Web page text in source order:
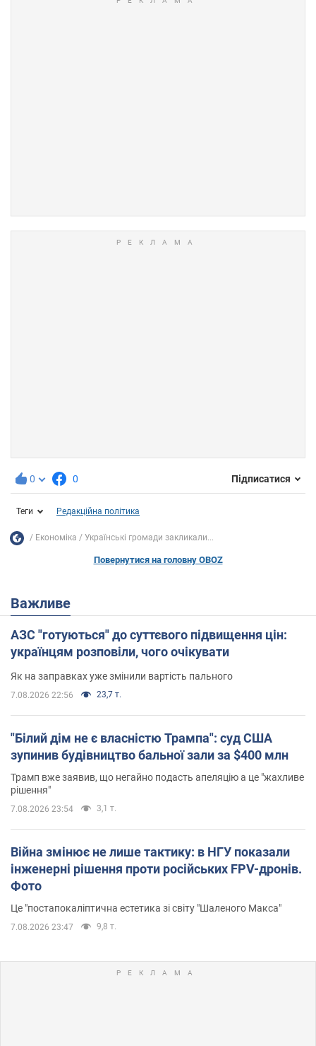
0 0 Підписатися
Теги Редакційна політика
Економіка Українські громади закликали...
Повернутися на головну OBOZ
Важливе
АЗС "готуються" до суттєвого підвищення цін:
українцям розповіли, чого очікувати
Як на заправках уже змінили вартість пального
7.08.2026 22:56 23,7 т.
"Білий дім не є власністю Трампа": суд США
зупинив будівництво бальної зали за $400 млн
Трамп вже заявив, що негайно подасть апеляцію а це "жахливе
рішення"
7.08.2026 23:54 3,1 т.
Війна змінює не лише тактику: в НГУ показали
інженерні рішення проти російських FPV-дронів.
Фото
Це "постапокаліптична естетика зі світу "Шаленого Макса"
7.08.2026 23:47 9,8 т.